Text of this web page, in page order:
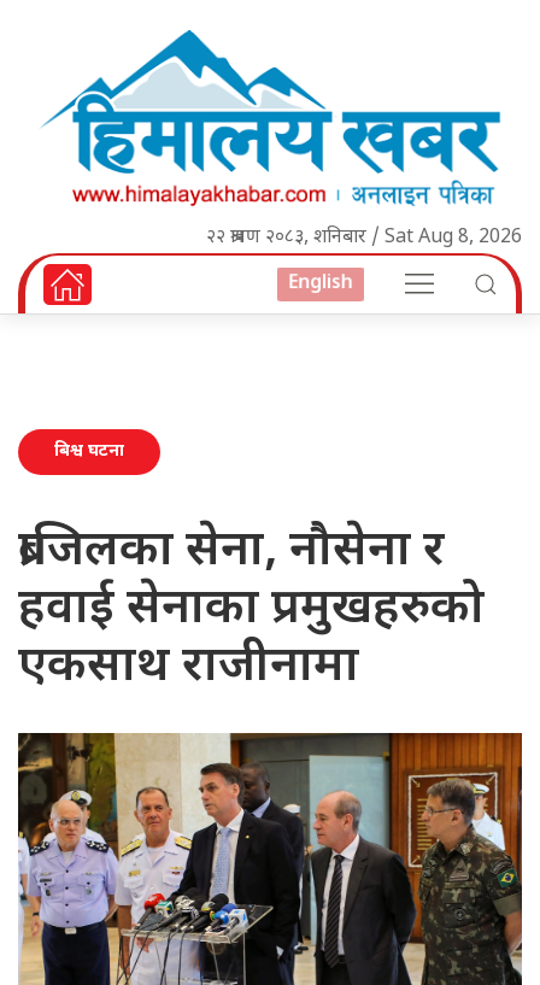
२२ श्रावण २०८३, शनिबार / Sat Aug 8, 2026
English
बिश्व घटना
ब्राजिलका सेना, नौसेना र
हवाई सेनाका प्रमुखहरुको
एकसाथ राजीनामा